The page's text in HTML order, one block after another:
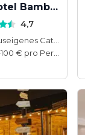
Welcome Kongresshotel Bamberg
4,7